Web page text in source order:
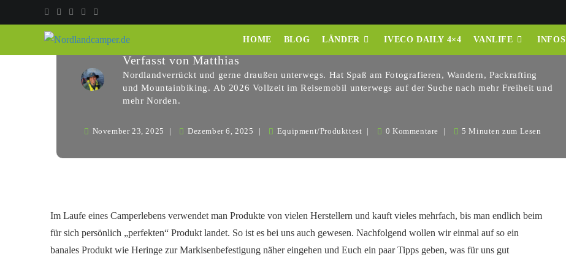
HOME BLOG LÄNDER IVECO DAILY 4×4 VANLIFE INFOS
Markisenbefestigungen fürs Camping
Verfasst von Matthias
Nordlandverrückt und gerne draußen unterwegs. Hat Spaß am Fotografieren, Wandern, Packrafting
und Mountainbiking. Ab 2026 Vollzeit im Reisemobil unterwegs auf der Suche nach mehr Freiheit und
mehr Norden.
November 23, 2025 Dezember 6, 2025 Equipment/Produkttest 0 Kommentare 5 Minuten zum Lesen
Im Laufe eines Camperlebens verwendet man Produkte von vielen Herstellern und kauft vieles mehrfach, bis man endlich beim
für sich persönlich „perfekten“ Produkt landet. So ist es bei uns auch gewesen. Nachfolgend wollen wir einmal auf so ein
banales Produkt wie Heringe zur Markisenbefestigung näher eingehen und Euch ein paar Tipps geben, was für uns gut